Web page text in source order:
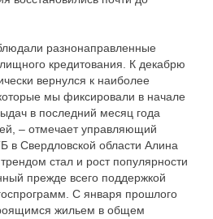
разнонаправленные
кредитования. К декабрю
вернулся к наиболее
мы фиксировали в начале
в последний месяц года
– отмечает управляющий
в Свердловской области Алина
стал и рост популярности
прежде всего поддержкой
С января прошлого
жильем в общем